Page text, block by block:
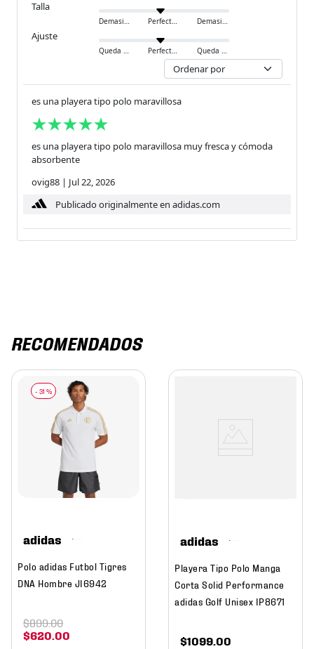
Talla
Demasiado pequeño Perfecto Demasiado grande
Ajuste
Queda ajustado Perfecto Queda holgado
es una playera tipo polo maravillosa
es una playera tipo polo maravillosa muy fresca y cómoda
absorbente
ovig88 | Jul 22, 2026
Publicado originalmente en adidas.com
RECOMENDADOS
- 31 %
adidas
Polo adidas Futbol Tigres
DNA Hombre JI6942
$620.00
$899.00
adidas
Playera Tipo Polo Manga
Corta Solid Performance
adidas Golf Unisex IP8671
$1099.00